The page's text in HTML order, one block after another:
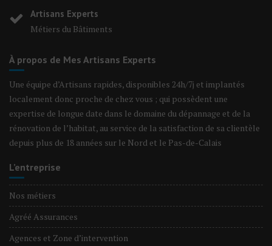
Artisans Experts
Métiers du Bâtiments
À propos de Mes Artisans Experts
Une équipe d’Artisans rapides, disponibles 24h/7j et implantés
localement donc proche de chez vous ; qui possèdent une
expertise de longue date dans le domaine du dépannage et de la
rénovation de l’habitat, au service de la satisfaction de sa clientèle
depuis plus de 18 années sur le Nord et le Pas-de-Calais
L’entreprise
Nos métiers
Agréé Assurances
Agences et Zone d’intervention